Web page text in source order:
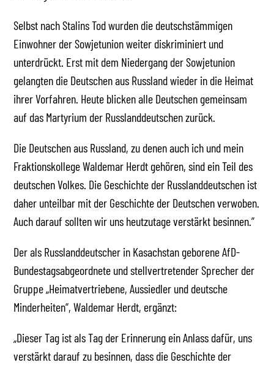
Selbst nach Stalins Tod wurden die deutschstämmigen
Einwohner der Sowjetunion weiter diskriminiert und
unterdrückt. Erst mit dem Niedergang der Sowjetunion
gelangten die Deutschen aus Russland wieder in die Heimat
ihrer Vorfahren. Heute blicken alle Deutschen gemeinsam
auf das Martyrium der Russlanddeutschen zurück.
Die Deutschen aus Russland, zu denen auch ich und mein
Fraktionskollege Waldemar Herdt gehören, sind ein Teil des
deutschen Volkes. Die Geschichte der Russlanddeutschen ist
daher unteilbar mit der Geschichte der Deutschen verwoben.
Auch darauf sollten wir uns heutzutage verstärkt besinnen.”
Der als Russlanddeutscher in Kasachstan geborene AfD-
Bundestagsabgeordnete und stellvertretender Sprecher der
Gruppe „Heimatvertriebene, Aussiedler und deutsche
Minderheiten“, Waldemar Herdt, ergänzt:
„Dieser Tag ist als Tag der Erinnerung ein Anlass dafür, uns
verstärkt darauf zu besinnen, dass die Geschichte der